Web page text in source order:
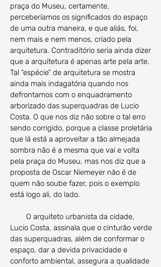
praça do Museu, certamente,
perceberíamos os significados do espaço
de uma outra maneira, e que aliás, foi,
nem mais e nem menos, criado pela
arquitetura. Contraditório seria ainda dizer
que a arquitetura é apenas arte pela arte.
Tal “espécie” de arquitetura se mostra
ainda mais indagatória quando nos
defrontamos com o enquadramento
arborizado das superquadras de Lucio
Costa. O que nos diz não sobre o tal erro
sendo corrigido, porque a classe proletária
que lá está a aproveitar a tão almejada
sombra não é a mesma que vai e volta
pela praça do Museu, mas nos diz que a
proposta de Oscar Niemeyer não é de
quem não soube fazer, pois o exemplo
está logo ali, do lado.
O arquiteto urbanista da cidade,
Lucio Costa, assinala que o cinturão verde
das superquadras, além de conformar o
espaço, dar a devida privacidade e
conforto ambiental, assegura a qualidade